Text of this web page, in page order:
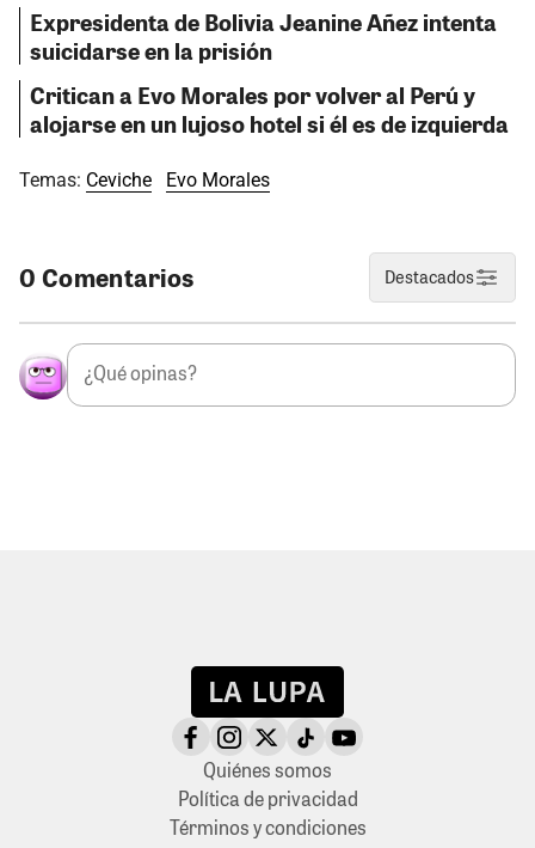
Expresidenta de Bolivia Jeanine Añez intenta
suicidarse en la prisión
Critican a Evo Morales por volver al Perú y
alojarse en un lujoso hotel si él es de izquierda
Temas: Ceviche Evo Morales
0 Comentarios Destacados
Quiénes somos
Política de privacidad
Términos y condiciones